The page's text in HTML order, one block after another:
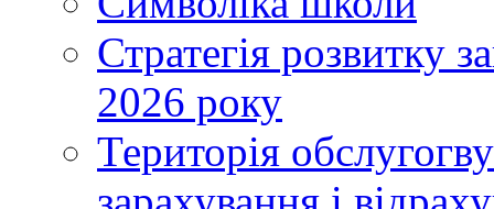
Стратегія розвитку
2026 року
Територія